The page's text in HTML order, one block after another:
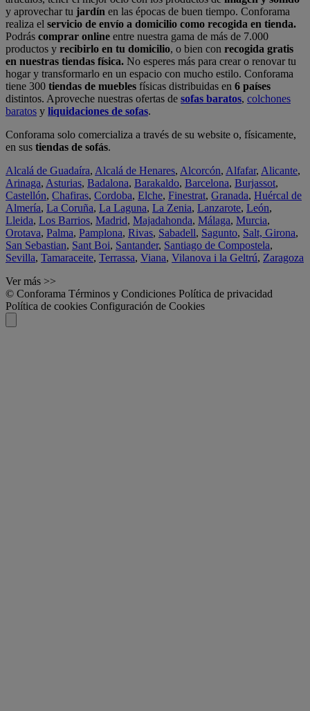
y aprovechar tu jardín en las épocas de buen tiempo. Conforama
realiza el servicio de envío a domicilio como recogida en tienda.
Podrás comprar online entre nuestra gama de más de 7.000
productos y recibirlo en tu domicilio, o bien con recogida gratis
en nuestras tiendas física. No esperes más para crear o renovar tu
hogar y transformarlo en un espacio con mucho estilo. Conforama
tiene 300 tiendas de muebles físicas distribuidas en 6 países
distintos. Aproveche nuestras ofertas de sofas baratos, colchones
baratos y liquidaciones de sofas.
Conforama solo comercializa a través de su website o, físicamente,
en sus tiendas de sofás.
Alcalá de Guadaíra, Alcalá de Henares, Alcorcón, Alfafar, Alicante,
Arinaga, Asturias, Badalona, Barakaldo, Barcelona, Burjassot,
Castellón, Chafiras, Cordoba, Elche, Finestrat, Granada, Huércal de
Almería, La Coruña, La Laguna, La Zenia, Lanzarote, León,
Lleida, Los Barrios, Madrid, Majadahonda, Málaga, Murcia,
Orotava, Palma, Pamplona, Rivas, Sabadell, Sagunto, Salt, Girona,
San Sebastian, Sant Boi, Santander, Santiago de Compostela,
Sevilla, Tamaraceite, Terrassa, Viana, Vilanova i la Geltrú, Zaragoza
Ver más >>
© Conforama Términos y Condiciones Política de privacidad
Política de cookies Configuración de Cookies